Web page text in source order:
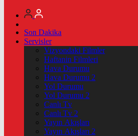
Son Dakika
Servisler
Vizyondaki Filmler
Haftanin Filmleri
Hava Durumu
Hava Durumu 2
Yol Durumu
Yol Durumu 2
Canlı Tv
Canlı Tv 2
Yayın Akışları
Yayın Akışları 2